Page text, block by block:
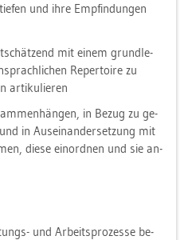
und ihre Emp­fin­dun­gen
mit einem grund­le­
Re­per­toire zu
ar­ti­ku­lie­ren
in Bezug zu ge­
in Aus­ein­an­der­set­zung mit
diese ein­ord­nen und sie an­
und Ar­beits­pro­zes­se be­